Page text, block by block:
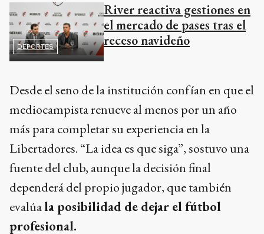
DEPORTES
River reactiva gestiones en
el mercado de pases tras el
receso navideño
Desde el seno de la institución confían en que el
mediocampista renueve al menos por un año
más para completar su experiencia en la
Libertadores. “La idea es que siga”, sostuvo una
fuente del club, aunque la decisión final
dependerá del propio jugador, que también
evalúala posibilidad de dejar el fútbol
profesional.